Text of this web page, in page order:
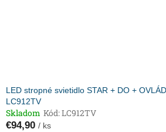
LED stropné svietidlo STAR + DO +
LC912TV
Skladom Kód:LC912TV
€94,90 / ks